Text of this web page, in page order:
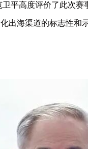
平高度评价了此次
出海渠道的标志性